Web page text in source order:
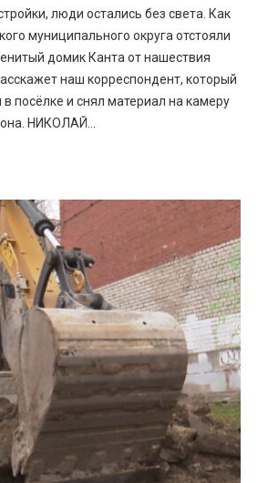
люди остались без света. Как
муниципального округа отстояли
домик Канта от нашествия
наш корреспондент, который
в посёлке и снял материал на камеру
НИКОЛАЙ...